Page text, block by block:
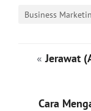
Business
«Jerawat
Cara